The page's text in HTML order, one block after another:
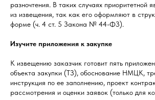
разночтения. В таких случаях приоритетной
из извещения, так как его оформляют в
форме (ч. 4 ст. 5 Закона № 44-ФЗ).
Изучите приложения к закупке
К извещению заказчик готовит пять
объекта закупки (ТЗ), обоснование НМЦК,
инструкция по ее заполнению, проект
рассмотрения и оценки заявок (только для